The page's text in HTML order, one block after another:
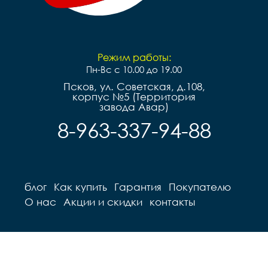
Режим работы:
Пн-Вс с 10.00 до 19.00
Псков, ул. Советская, д.108,
корпус №5 (Территория
завода Авар)
8-963-337-94-88
блог Как купить Гарантия
Покупателю
О нас
Акции и скидки контакты